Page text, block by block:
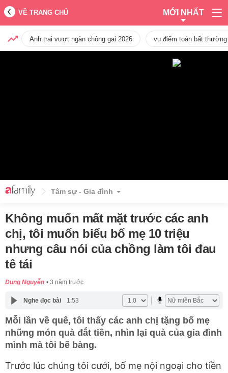
VỀ TRANG CHỦ MỚI NHẤT
Anh trai vượt ngàn chông gai 2026 vụ điểm toán bất
Tâm sự - Gia đình
Không muốn mất mặt trước các anh
chị, tôi muốn biếu bố mẹ 10 triệu
nhưng câu nói của chồng làm tôi đau
tê tái
Dung Nguyễn 3 năm trước
Nghe đọc bài 1:53
Mỗi lần về quê, tôi thấy các anh chị tặng bố mẹ
những món quà đắt tiền, nhìn lại quà của gia đình
mình mà tôi bẽ bàng.
Trước lúc chúng tôi cưới, bố mẹ nội ngoại cho tiền